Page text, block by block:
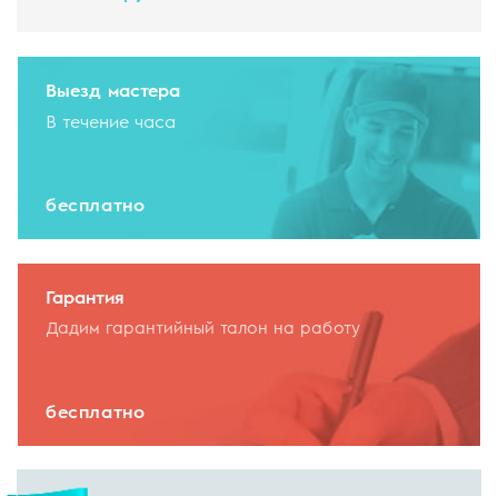
Выезд мастера
В течение часа
бесплатно
Гарантия
Дадим гарантийный талон на работу
бесплатно